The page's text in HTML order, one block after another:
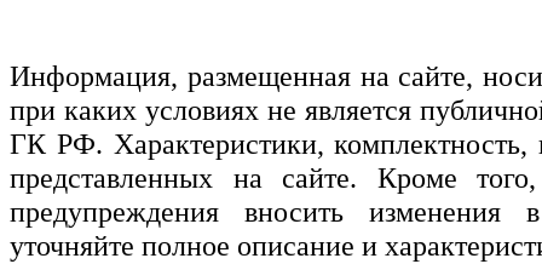
Информация, размещенная на сайте,
при каких условиях не является
ГК РФ. Характеристики,
представленных на сайте. Кроме
предупреждения вносить изменения
уточняйте полное описание и